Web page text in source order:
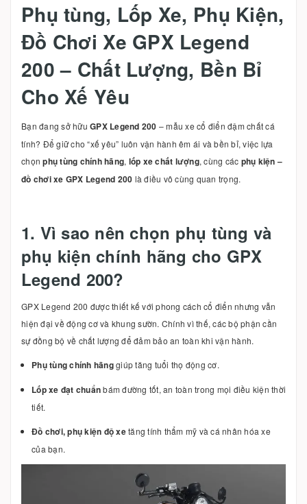
Phụ tùng, Lốp Xe, Phụ Kiện,
Đồ Chơi Xe GPX Legend
200 – Chất Lượng, Bền Bỉ
Cho Xế Yêu
Bạn đang sở hữu GPX Legend 200 – mẫu xe cổ điển đậm chất cá
tính? Để giữ cho “xế yêu” luôn vận hành êm ái và bền bỉ, việc lựa
chọnphụ tùng chính hãng, lốp xe chất lượng, cùng các phụ kiện –
đồ chơi xe GPX Legend 200 là điều vô cùng quan trọng.
1. Vì sao nên chọn phụ tùng và
phụ kiện chính hãng cho GPX
Legend 200?
GPX Legend 200 được thiết kế với phong cách cổ điển nhưng vẫn
hiện đại về động cơ và khung sườn. Chính vì thế, các bộ phận cần
sự đồng bộ về chất lượng để đảm bảo an toàn khi vận hành.
Phụ tùng chính hãnggiúp tăng tuổi thọ động cơ.
Lốp xe đạt chuẩnbám đường tốt, an toàn trong mọi điều kiện thời
tiết.
Đồ chơi, phụ kiện độ xetăng tính thẩm mỹ và cá nhân hóa xe
của bạn.